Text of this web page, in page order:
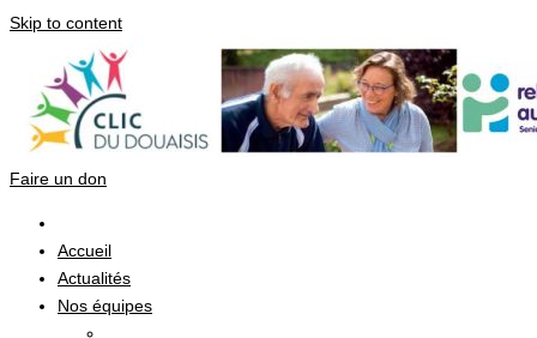
Skip to content
Faire un don
Accueil
Actualités
Nos équipes